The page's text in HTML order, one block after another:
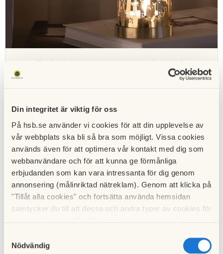
Din integritet är viktig för oss
På hsb.se använder vi cookies för att din upplevelse av
vår webbplats ska bli så bra som möjligt. Vissa cookies
används även för att optimera vår kontakt med dig som
webbanvändare och för att kunna ge förmånliga
erbjudanden som kan vara intressanta för dig genom
annonsering (målinriktad nätreklam). Genom att klicka på
"Tillåt alla cookies" och fortsätta använda hemsidan
samtycker du till att dessa och andra typer av cookies för
cookies och välja att endast tillåta ett urval.
Nödvändig
Porslinsbolaget: 30 procent rabatt på
kända varumärken
Jensen, Orrefors, Kosta Boda, Rörstrand. Som HSB-
medlem har du 30 procent i rabatt på hela
sortimentet.
Logga in på Mitt HSBför att ta del av erbjudandet.